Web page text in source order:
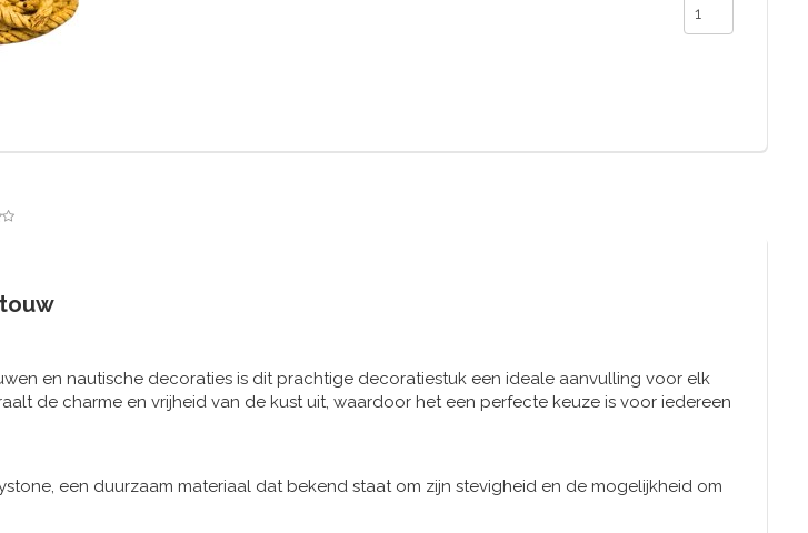
en nautische decoraties is dit prachtige decoratiestuk een ideale aanvulling voor elk
de charme en vrijheid van de kust uit, waardoor het een perfecte keuze is voor iedereen
, een duurzaam materiaal dat bekend staat om zijn stevigheid en de mogelijkheid om